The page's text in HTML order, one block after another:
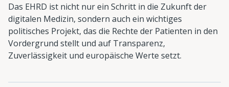
Das EHRD ist nicht nur ein Schritt in die Zukunft der
digitalen Medizin, sondern auch ein wichtiges
politisches Projekt, das die Rechte der Patienten in den
Vordergrund stellt und auf Transparenz,
Zuverlässigkeit und europäische Werte setzt.